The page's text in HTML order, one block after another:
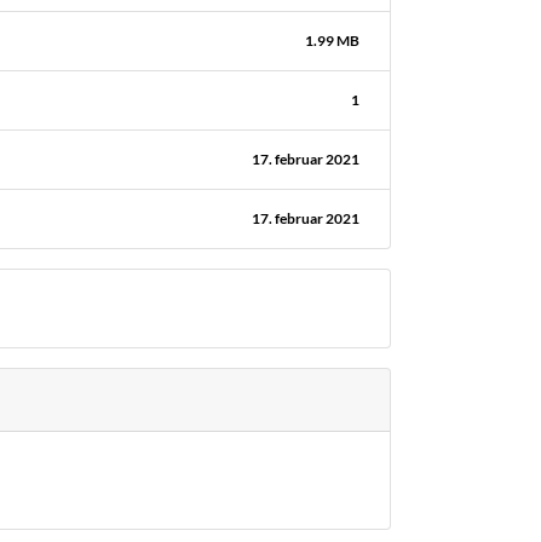
1.99 MB
1
17. februar 2021
17. februar 2021